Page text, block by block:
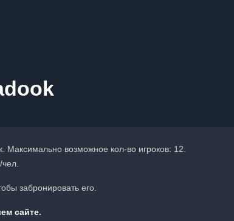
Максимально возможное кол-во игроков: 12.
забронировать его.
сайте.